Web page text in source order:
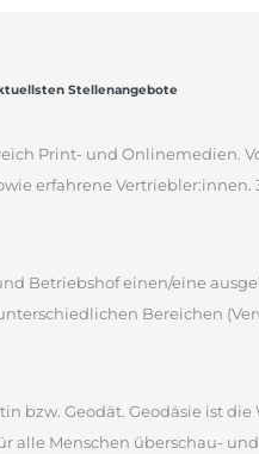
Stellenangebote
Print- und Onlinemedien.
erfahrene Vertriebler:innen.
Betriebshof einen/eine
Bereichen
bzw. Geodät. Geodäsie ist
alle Menschen überschau-